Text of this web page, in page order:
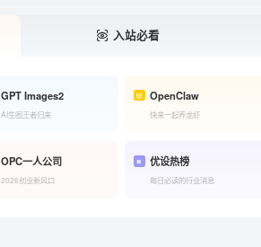
入站必看
GPT Images2
AI生图王者归来
OpenClaw
快来一起养龙虾
OPC一人公司
2026创业新风口
优设热榜
每日必读的行业消息